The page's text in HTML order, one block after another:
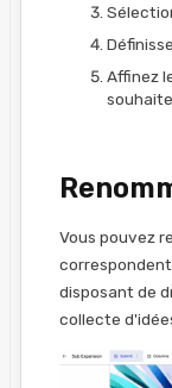
Affinez
Vous pouvez
disposant de
collecte